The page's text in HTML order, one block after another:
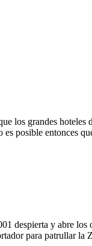
los grandes
posible entonces
despierta y abre
para patrullar la